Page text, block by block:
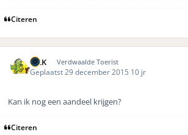
Citeren
MLK Verdwaalde Toerist
Geplaatst 29 december 2015 10 jr
Kan ik nog een aandeel krijgen?
Citeren